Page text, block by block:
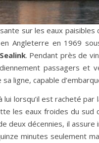
sur les eaux paisibles
Angleterre en 1969
. Pendant près de
passagers et
ligne, capable
lui lorsqu’il est racheté
les eaux froides du
deux décennies, il
minutes seulement